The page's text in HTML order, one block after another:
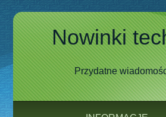
Nowinki
Przydatne